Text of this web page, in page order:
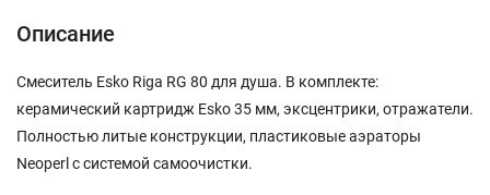
Описание
Смеситель Esko Riga RG 80 для душа. В комплекте:
керамический картридж Esko 35 мм, эксцентрики, отражатели.
Полностью литые конструкции, пластиковые аэраторы
Neoperl c системой самоочистки.